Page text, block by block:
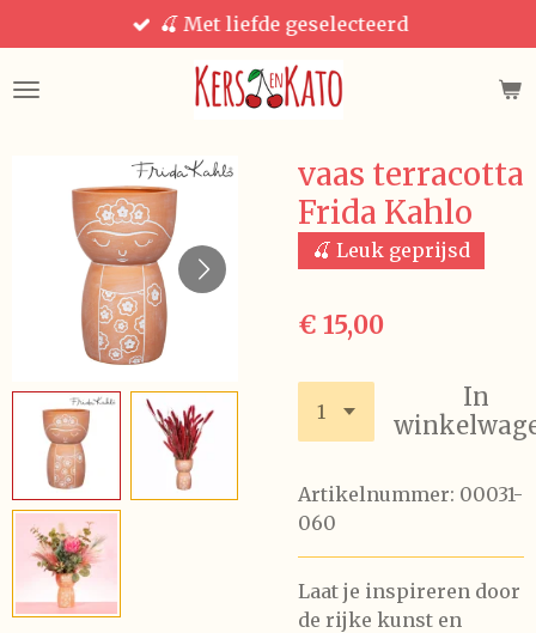
direct
naar
🍒 Met liefde geselecteerd
vaas terracotta
Frida Kahlo
🍒 Leuk geprijsd
€ 15,00
In
Artikelnummer: 00031-
060
Laat je inspireren door
de rijke kunst en